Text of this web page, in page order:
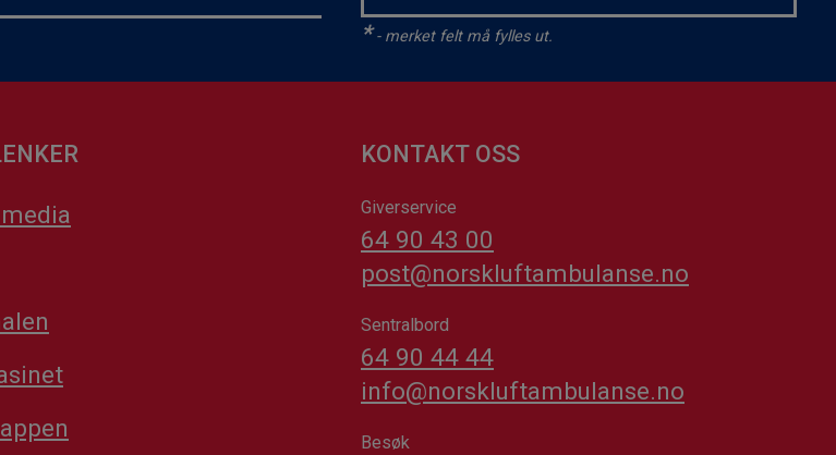
*- merket felt må fylles ut.
KONTAKT OSS
Giverservice
64 90 43 00
post@norskluftambulanse.no
Sentralbord
64 90 44 44
info@norskluftambulanse.no
Besøk